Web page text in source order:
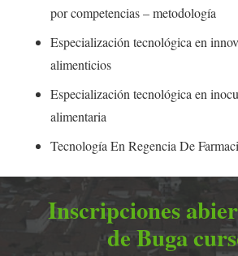
por competencias – metodología
Especialización tecnológica en
alimenticios
Especialización tecnológica en
alimentaria
Tecnología En Regencia De
Inscripciones
de Buga